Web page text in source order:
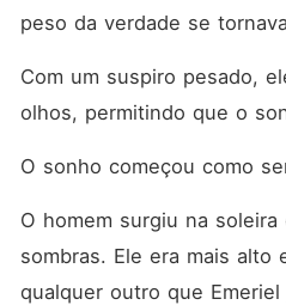
peso da verdade se
Com um suspiro pesado,
olhos, permitindo que o
O sonho começou como
O homem surgiu na
sombras. Ele era mais alto
qualquer outro que